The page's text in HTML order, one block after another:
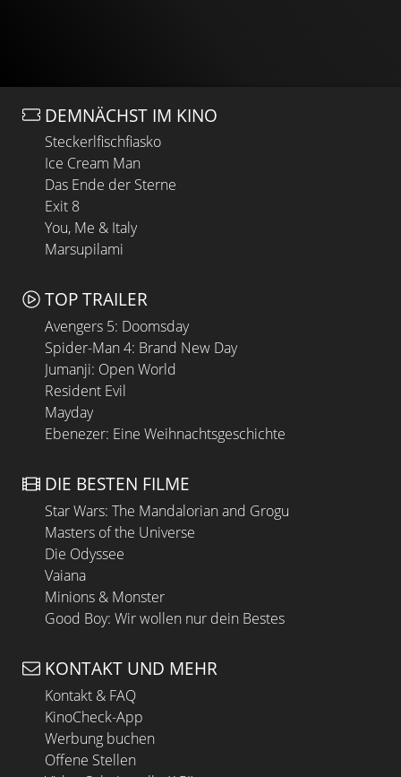
DEMNÄCHST IM KINO
Steckerlfischfiasko
Ice Cream Man
Das Ende der Sterne
Exit 8
You, Me & Italy
Marsupilami
TOP TRAILER
Avengers 5: Doomsday
Spider-Man 4: Brand New Day
Jumanji: Open World
Resident Evil
Mayday
Ebenezer: Eine Weihnachtsgeschichte
DIE BESTEN FILME
Star Wars: The Mandalorian and Grogu
Masters of the Universe
Die Odyssee
Vaiana
Minions & Monster
Good Boy: Wir wollen nur dein Bestes
KONTAKT UND MEHR
Kontakt & FAQ
KinoCheck-App
Werbung buchen
Offene Stellen